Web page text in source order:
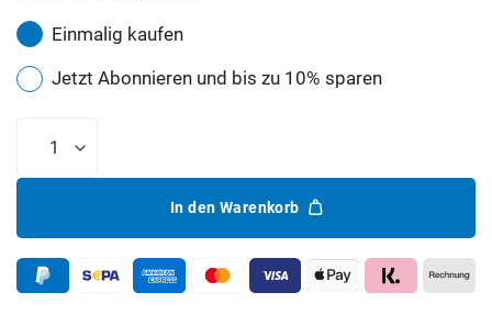
Einmalig kaufen
Jetzt Abonnieren und bis zu 10% sparen
In den Warenkorb